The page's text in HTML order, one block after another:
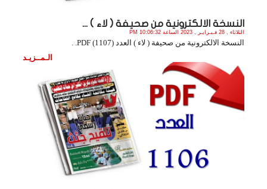
النسخة الالكترونية من صحيفة ( لاء ) ...
الثلاثاء , 28 فـبـرايـر , 2023 الساعة 10:06:32 PM
النسخة الالكترونية من صحيفة ( لاء ) العدد (1107) PDF. .
الـمــزيـد